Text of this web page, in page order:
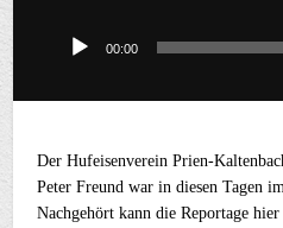
Player
00:00
Der Hufeisenverein Prien-
Peter Freund war in diesen Tagen
Nachgehört kann die Reportage